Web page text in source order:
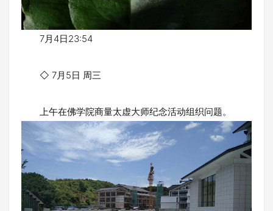
7月4日23:54
◇ 7月5日 周三
上午在佛学院商量太虚大师纪念活动组织问题。